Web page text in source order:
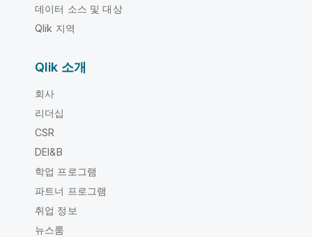
데이터 소스 및 대상
Qlik 지역
Qlik 소개
회사
리더십
CSR
DEI&B
학업 프로그램
파트너 프로그램
취업 정보
뉴스룸